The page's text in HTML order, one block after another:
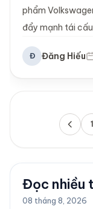
phẩm
đẩy mạnh tái
Đ Đăng Hiếu
Trước 1
Đọc nhiều
08 tháng 8, 2026